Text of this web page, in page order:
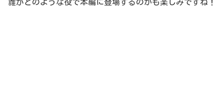
誰がどのような役で本編に登場するのかも楽しみですね！